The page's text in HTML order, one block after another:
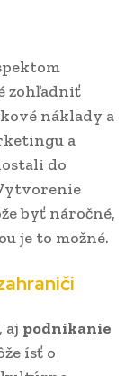
zohľadniť
náklady a
a
do
byť náročné,
je to možné.
aj podnikanie
ísť o